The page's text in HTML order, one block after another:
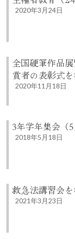
2020年3月24日
全国硬筆作品
賞者の表彰式
2020年11月18日
3年学年集会（5
2018年5月18日
救急法講習会
2021年3月23日